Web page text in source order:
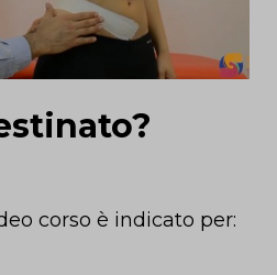
corso è indicato per: